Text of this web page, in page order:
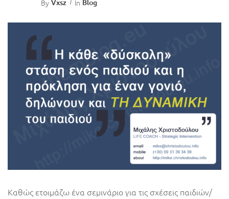
By Vxsz In Blog
Καθώς ετοιμάζω ένα σεμινάριο για τις σχέσεις παιδιών/